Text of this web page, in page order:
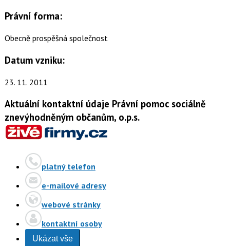
Právní forma:
Obecně prospěšná společnost
Datum vzniku:
23. 11. 2011
Aktuální kontaktní údaje Právní pomoc sociálně
znevýhodněným občanům, o.p.s.
platný telefon
e-mailové adresy
webové stránky
kontaktní osoby
Ukázat vše